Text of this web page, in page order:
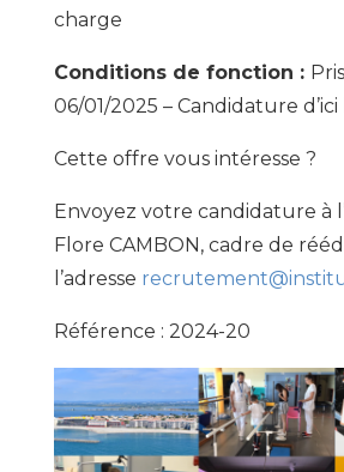
charge
Conditions de fonction :
06/01/2025 – Candidature d’ici
Cette offre vous intéresse ?
Envoyez votre candidature à
Flore CAMBON, cadre de
l’adresse
Référence : 2024-20